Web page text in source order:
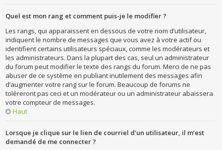
Quel est mon rang et comment puis-je le modifier ?
Les rangs, qui apparaissent en dessous de votre nom d’utilisateur,
indiquent le nombre de messages que vous avez à votre actif ou
identifient certains utilisateurs spéciaux, comme les modérateurs et
les administrateurs. Dans la plupart des cas, seul un administrateur
du forum peut modifier le texte des rangs du forum. Merci de ne pas
abuser de ce système en publiant inutilement des messages afin
d’augmenter votre rang sur le forum. Beaucoup de forums ne
toléreront pas ceci et un modérateur ou un administrateur abaissera
votre compteur de messages.
Haut
Lorsque je clique sur le lien de courriel d’un utilisateur, il m’est
demandé de me connecter ?